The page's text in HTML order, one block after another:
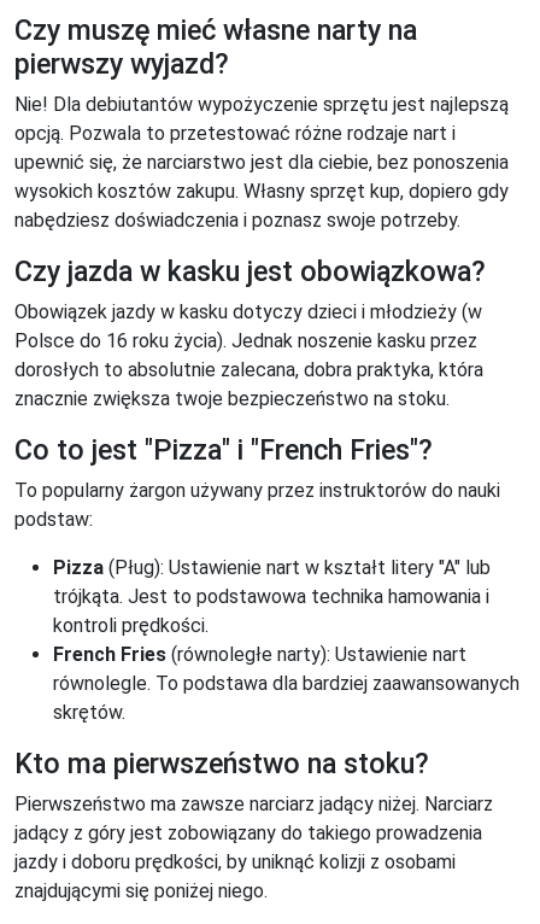
Czy muszę mieć własne narty na
pierwszy wyjazd?
Nie! Dla debiutantów wypożyczenie sprzętu jest najlepszą
opcją. Pozwala to przetestować różne rodzaje nart i
upewnić się, że narciarstwo jest dla ciebie, bez ponoszenia
wysokich kosztów zakupu. Własny sprzęt kup, dopiero gdy
nabędziesz doświadczenia i poznasz swoje potrzeby.
Czy jazda w kasku jest obowiązkowa?
Obowiązek jazdy w kasku dotyczy dzieci i młodzieży (w
Polsce do 16 roku życia). Jednak noszenie kasku przez
dorosłych to absolutnie zalecana, dobra praktyka, która
znacznie zwiększa twoje bezpieczeństwo na stoku.
Co to jest "Pizza" i "French Fries"?
To popularny żargon używany przez instruktorów do nauki
podstaw:
Pizza (Pług): Ustawienie nart w kształt litery "A" lub
trójkąta. Jest to podstawowa technika hamowania i
kontroli prędkości.
French Fries (równoległe narty): Ustawienie nart
równolegle. To podstawa dla bardziej zaawansowanych
skrętów.
Kto ma pierwszeństwo na stoku?
Pierwszeństwo ma zawsze narciarz jadący niżej. Narciarz
jadący z góry jest zobowiązany do takiego prowadzenia
jazdy i doboru prędkości, by uniknąć kolizji z osobami
znajdującymi się poniżej niego.